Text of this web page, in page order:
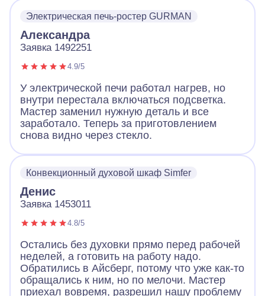
Электрическая печь-ростер GURMAN
Александра
Заявка 1492251
4.9/5
У электрической печи работал нагрев, но
внутри перестала включаться подсветка.
Мастер заменил нужную деталь и все
заработало. Теперь за приготовлением
снова видно через стекло.
Конвекционный духовой шкаф Simfer
Денис
Заявка 1453011
4.8/5
Остались без духовки прямо перед рабочей
неделей, а готовить на работу надо.
Обратились в Айсберг, потому что уже как-то
обращались к ним, но по мелочи. Мастер
приехал вовремя, разрешил нашу проблему